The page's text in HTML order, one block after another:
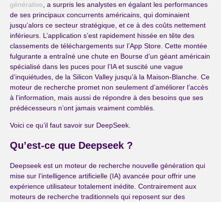
générative , a surpris les analystes en égalant les performances
de ses principaux concurrents américains, qui dominaient
jusqu’alors ce secteur stratégique, et ce à des coûts nettement
inférieurs. L’application s’est rapidement hissée en tête des
classements de téléchargements sur l’App Store. Cette montée
fulgurante a entraîné une chute en Bourse d’un géant américain
spécialisé dans les puces pour l’IA et suscité une vague
d’inquiétudes, de la Silicon Valley jusqu’à la Maison-Blanche. Ce
moteur de recherche promet non seulement d’améliorer l’accès
à l’information, mais aussi de répondre à des besoins que ses
prédécesseurs n’ont jamais vraiment comblés.
Voici ce qu’il faut savoir sur DeepSeek.
Qu’est-ce que Deepseek ?
Deepseek est un moteur de recherche nouvelle génération qui
mise sur l’intelligence artificielle (IA) avancée pour offrir une
expérience utilisateur totalement inédite. Contrairement aux
moteurs de recherche traditionnels qui reposent sur des